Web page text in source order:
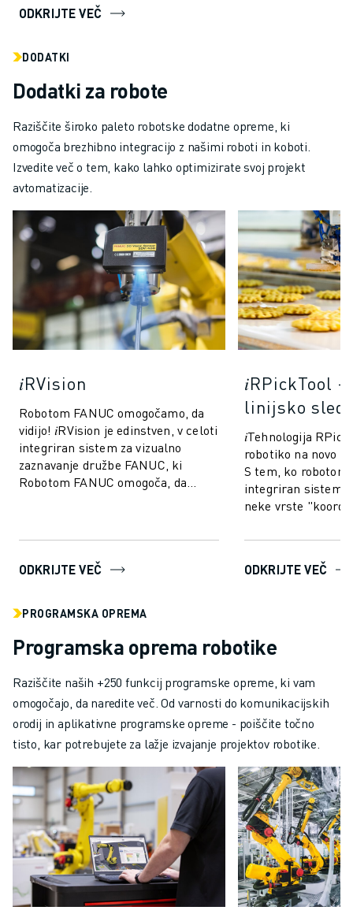
ODKRIJTE VEČ
DODATKI
Dodatki za robote
Raziščite široko paleto robotske dodatne opreme, ki
omogoča brezhibno integracijo z našimi roboti in koboti.
Izvedite več o tem, kako lahko optimizirate svoj projekt
avtomatizacije.
𝑖RVision
Robotom FANUC omogočamo, da
vidijo! 𝑖RVision je edinstven, v celoti
integriran sistem za vizualno
zaznavanje družbe FANUC, ki
Robotom FANUC omogoča, da
ODKRIJTE VEČ
𝑖RPickTool -
linijsko
𝑖Tehnologija
robotiko na novo
S tem, ko robotom
integriran sistem
neke vrste
ODKRIJTE VEČ
PROGRAMSKA OPREMA
Programska oprema robotike
Raziščite naših +250 funkcij programske opreme, ki vam
omogočajo, da naredite več. Od varnosti do komunikacijskih
orodij in aplikativne programske opreme - poiščite točno
tisto, kar potrebujete za lažje izvajanje projektov robotike.